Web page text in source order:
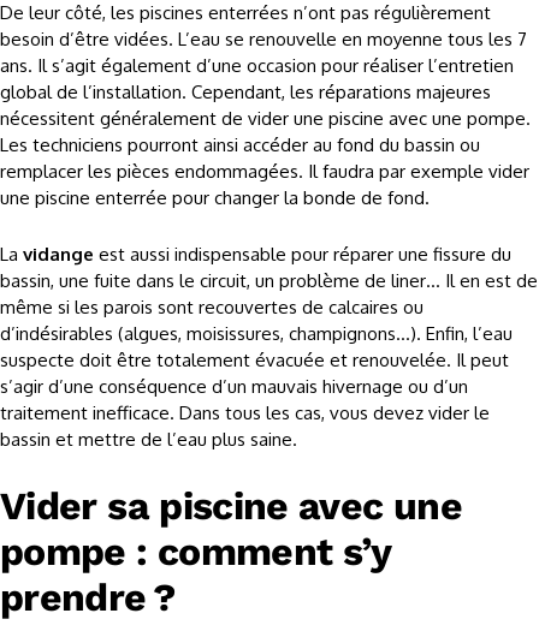
De leur côté, les piscines enterrées n’ont pas régulièrement
besoin d’être vidées. L’eau se renouvelle en moyenne tous les 7
ans. Il s’agit également d’une occasion pour réaliser l’entretien
global de l’installation. Cependant, les réparations majeures
nécessitent généralement de vider une piscine avec une pompe.
Les techniciens pourront ainsi accéder au fond du bassin ou
remplacer les pièces endommagées. Il faudra par exemple vider
une piscine enterrée pour changer la bonde de fond.
La vidange est aussi indispensable pour réparer une fissure du
bassin, une fuite dans le circuit, un problème de liner… Il en est de
même si les parois sont recouvertes de calcaires ou
d’indésirables (algues, moisissures, champignons…). Enfin, l’eau
suspecte doit être totalement évacuée et renouvelée. Il peut
s’agir d’une conséquence d’un mauvais hivernage ou d’un
traitement inefficace. Dans tous les cas, vous devez vider le
bassin et mettre de l’eau plus saine.
Vider sa piscine avec une
pompe : comment s’y
prendre ?